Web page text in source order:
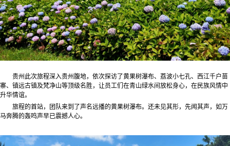
贵州此次旅程深入贵州腹地，依次探访了黄果树瀑布、荔波小七孔、西江千户苗
寨、镇远古镇及梵净山等顶级名胜，让员工们在青山绿水间放松身心，在民族风情中
升华情谊。
旅程的首站，团队来到了声名远播的黄果树瀑布。还未见其形，先闻其声，如万
马奔腾的轰鸣声早已震撼人心。